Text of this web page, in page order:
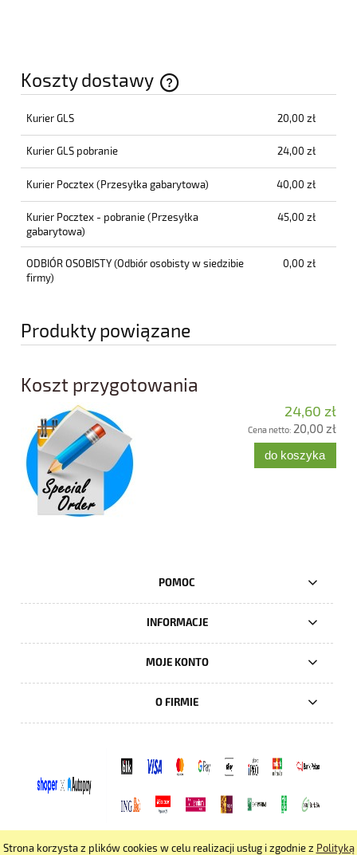
Strona korzysta z plików cookies w celu realizacji usług i zgodnie z Polityką
Koszty dostawy
Cena nie zawiera ewentualnych kosztów płatności
Kurier GLS 20,00 zł
Kurier GLS pobranie 24,00 zł
Kurier Pocztex(Przesyłka gabarytowa) 40,00 zł
Kurier Pocztex - pobranie(Przesyłka
gabarytowa)
45,00 zł
ODBIÓR OSOBISTY(Odbiór osobisty w siedzibie
firmy)
0,00 zł
Produkty powiązane
Koszt przygotowania
24,60 zł
Cena netto: 20,00 zł
do koszyka
POMOC
INFORMACJE
MOJE KONTO
O FIRMIE